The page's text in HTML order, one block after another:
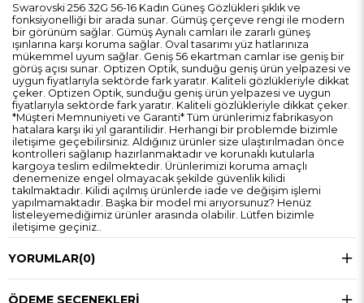
Swarovski 256 32G 56-16 Kadın Güneş Gözlükleri şıklık ve
fonksiyonelliği bir arada sunar. Gümüş çerçeve rengi ile modern
bir görünüm sağlar. Gümüş Aynalı camları ile zararlı güneş
ışınlarına karşı koruma sağlar. Oval tasarımı yüz hatlarınıza
mükemmel uyum sağlar. Geniş 56 ekartman camlar ise geniş bir
görüş açısı sunar. Optizen Optik, sunduğu geniş ürün yelpazesi ve
uygun fiyatlarıyla sektörde fark yaratır. Kaliteli gözlükleriyle dikkat
çeker. Optizen Optik, sunduğu geniş ürün yelpazesi ve uygun
fiyatlarıyla sektörde fark yaratır. Kaliteli gözlükleriyle dikkat çeker.
*Müşteri Memnuniyeti ve Garanti* Tüm ürünlerimiz fabrikasyon
hatalara karşı iki yıl garantilidir. Herhangi bir problemde bizimle
iletişime geçebilirsiniz. Aldığınız ürünler size ulaştırılmadan önce
kontrolleri sağlanıp hazırlanmaktadır ve korunaklı kutularla
kargoya teslim edilmektedir. Ürünlerimizi koruma amaçlı
denemenize engel olmayacak şekilde güvenlik kilidi
takılmaktadır. Kilidi açılmış ürünlerde iade ve değişim işlemi
yapılmamaktadır. Başka bir model mi arıyorsunuz? Henüz
listeleyemediğimiz ürünler arasında olabilir. Lütfen bizimle
iletişime geçiniz..
YORUMLAR(0)
ÖDEME SEÇENEKLERI